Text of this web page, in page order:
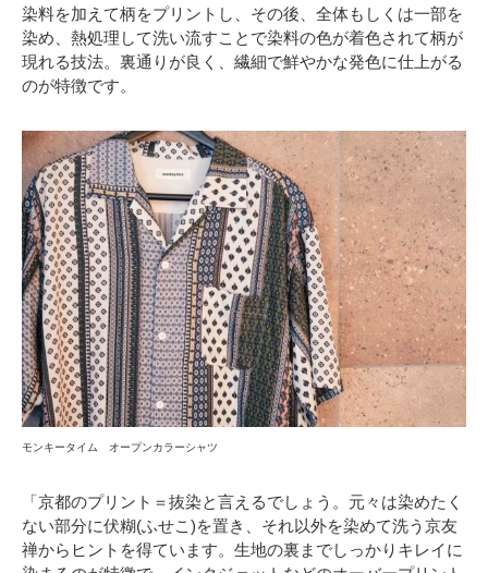
染料を加えて柄をプリントし、その後、全体もしくは一部を
染め、熱処理して洗い流すことで染料の色が着色されて柄が
現れる技法。裏通りが良く、繊細で鮮やかな発色に仕上がる
のが特徴です。
モンキータイム オープンカラーシャツ
「京都のプリント＝抜染と言えるでしょう。元々は染めたく
ない部分に伏糊(ふせこ)を置き、それ以外を染めて洗う京友
禅からヒントを得ています。生地の裏までしっかりキレイに